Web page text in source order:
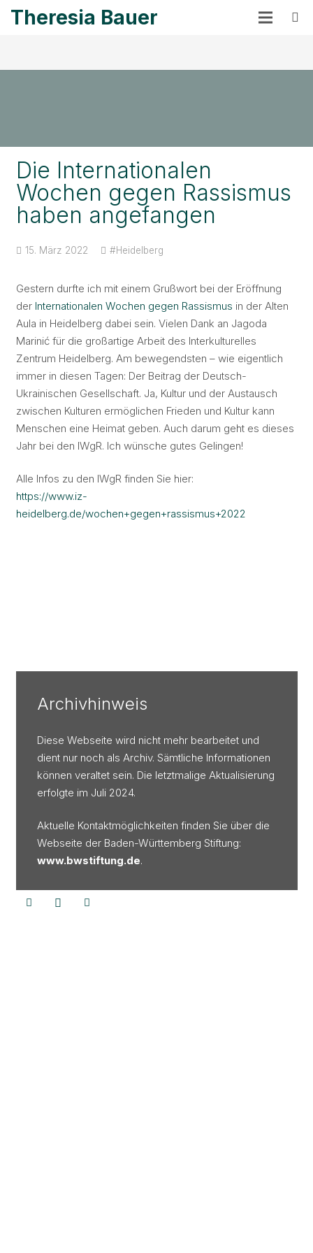
Theresia Bauer
Die Internationalen
Wochen gegen Rassismus
haben angefangen
15. März 2022 #Heidelberg
Gestern durfte ich mit einem Grußwort bei der Eröffnung
der Internationalen Wochen gegen Rassismus in der Alten
Aula in Heidelberg dabei sein. Vielen Dank an Jagoda
Marinić für die großartige Arbeit des Interkulturelles
Zentrum Heidelberg. Am bewegendsten – wie eigentlich
immer in diesen Tagen: Der Beitrag der Deutsch-
Ukrainischen Gesellschaft. Ja, Kultur und der Austausch
zwischen Kulturen ermöglichen Frieden und Kultur kann
Menschen eine Heimat geben. Auch darum geht es dieses
Jahr bei den IWgR. Ich wünsche gutes Gelingen!
Alle Infos zu den IWgR finden Sie hier:
https://www.iz-
heidelberg.de/wochen+gegen+rassismus+2022
Archivhinweis
Diese Webseite wird nicht mehr bearbeitet und
dient nur noch als Archiv. Sämtliche Informationen
können veraltet sein. Die letztmalige Aktualisierung
erfolgte im Juli 2024.
Aktuelle Kontaktmöglichkeiten finden Sie über die
Webseite der Baden-Württemberg Stiftung:
www.bwstiftung.de.